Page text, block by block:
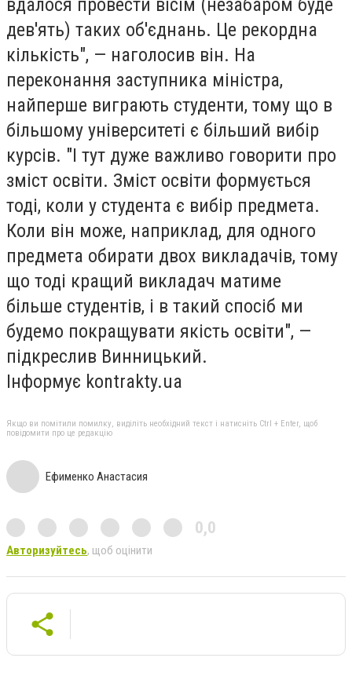
вдалося провести вісім (незабаром буде
дев'ять) таких об'єднань. Це рекордна
кількість", — наголосив він. На
переконання заступника міністра,
найперше виграють студенти, тому що в
більшому університеті є більший вибір
курсів. "І тут дуже важливо говорити про
зміст освіти. Зміст освіти формується
тоді, коли у студента є вибір предмета.
Коли він може, наприклад, для одного
предмета обирати двох викладачів, тому
що тоді кращий викладач матиме
більше студентів, і в такий спосіб ми
будемо покращувати якість освіти", —
підкреслив Винницький.
Інформує kontrakty.ua
Якщо ви помітили помилку, виділіть необхідний текст і натисніть Ctrl + Enter, щоб
повідомити про це редакцію
Ефименко Анастасия
0,0
Авторизуйтесь, щоб оцінити